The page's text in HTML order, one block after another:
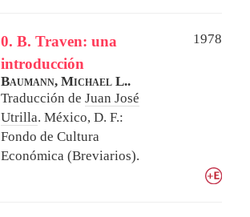
0. B. Traven: una
introducción
1978
Baumann, Michael L..
Traducción de Juan José
Utrilla. México, D. F.:
Fondo de Cultura
Económica (Breviarios).